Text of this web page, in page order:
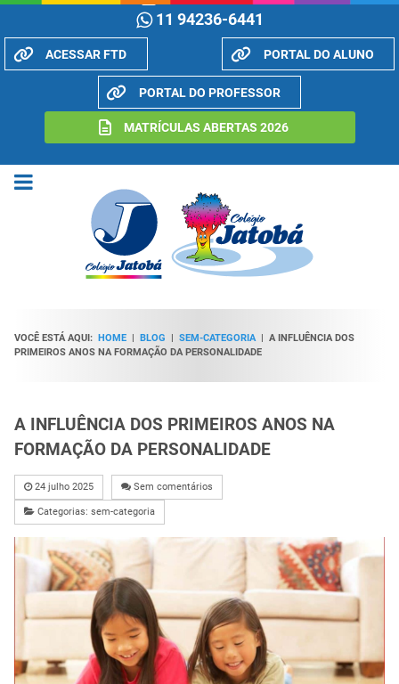
11 94236-6441
ACESSAR FTD PORTAL DO ALUNO
PORTAL DO PROFESSOR
MATRÍCULAS ABERTAS 2026
VOCÊ ESTÁ AQUI: HOME | BLOG | SEM-CATEGORIA| A INFLUÊNCIA DOS
PRIMEIROS ANOS NA FORMAÇÃO DA PERSONALIDADE
A INFLUÊNCIA DOS PRIMEIROS ANOS NA
FORMAÇÃO DA PERSONALIDADE
24 julho 2025 Sem comentários
Categorias: sem-categoria